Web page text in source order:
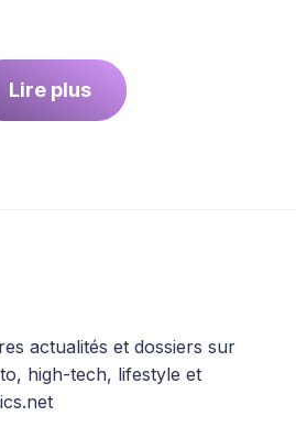
Lire plus
actualités et dossiers sur
high-tech, lifestyle et